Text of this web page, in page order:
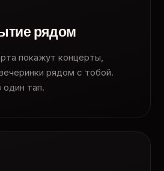
рядом
покажут концерты,
рядом с тобой.
один тап.